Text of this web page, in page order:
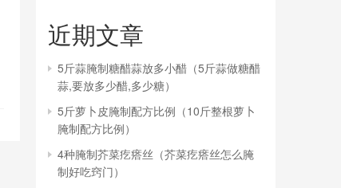
近期文章
5斤蒜腌制糖醋蒜放多小醋（5斤蒜做糖醋
蒜,要放多少醋,多少糖）
5斤萝卜皮腌制配方比例（10斤整根萝卜
腌制配方比例）
4种腌制芥菜疙瘩丝（芥菜疙瘩丝怎么腌
制好吃窍门）